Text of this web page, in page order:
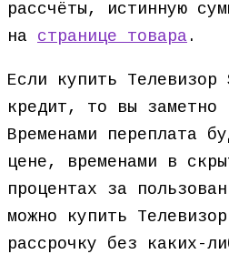
рассчёты, истинную
на странице товара .
Если купить Телевизор
кредит, то вы заметно
Временами переплата
цене, временами в
процентах за
можно купить
рассрочку без каких-